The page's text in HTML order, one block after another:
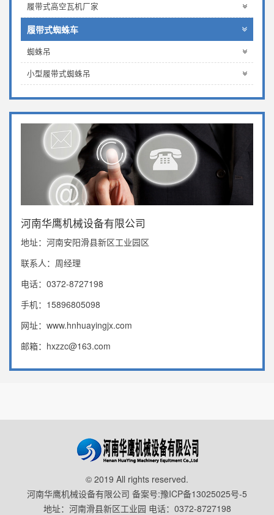
履带式高空瓦机厂家
履带式蜘蛛车
蜘蛛吊
小型履带式蜘蛛吊
河南华鹰机械设备有限公司
地址：河南安阳滑县新区工业园区
联系人：周经理
电话：0372-8727198
手机：15896805098
网址：www.hnhuayingjx.com
邮箱：hxzzc@163.com
© 2019 All rights reserved.
河南华鹰机械设备有限公司 备案号:豫ICP备13025025号-5
地址：河南滑县新区工业园 电话：0372-8727198